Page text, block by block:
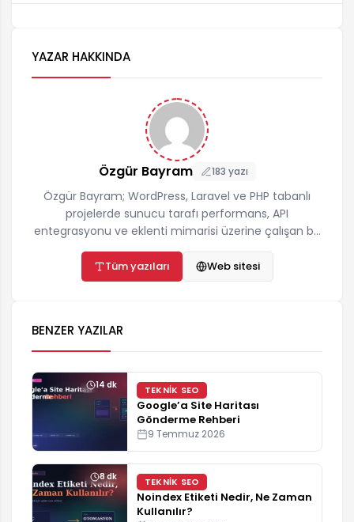
YAZAR HAKKINDA
Özgür Bayram 183 yazı
Özgür Bayram; WordPress, Laravel ve PHP tabanlı
projelerde sunucu tarafı performans, API
entegrasyonu ve eklenti mimarisi üzerine çalışan bir
yazılımcıdır. ozgurbayram.com'da hosting,
önbellekleme, teknik SEO ve yapay zekâ API
entegrasyonları konularında gerçek proje
destek@ozgurbayram.com
Tüm yazıları Web sitesi
BENZER YAZILAR
14 dk TEKNIK SEO
Google’a Site Haritası
Gönderme Rehberi
9 Temmuz 2026
8 dk TEKNIK SEO
Noindex Etiketi Nedir, Ne Zaman
Kullanılır?